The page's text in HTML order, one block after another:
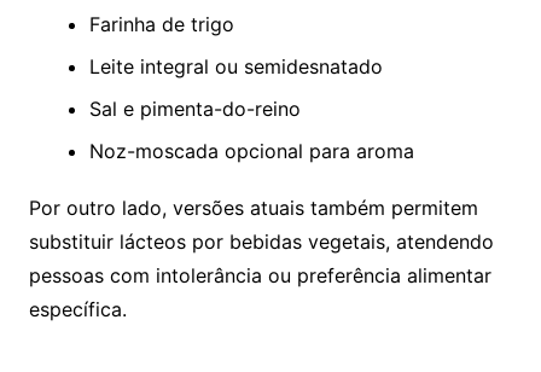
Farinha de trigo
Leite integral ou semidesnatado
Sal e pimenta-do-reino
Noz-moscada opcional para aroma
Por outro lado, versões atuais também permitem
substituir lácteos por bebidas vegetais, atendendo
pessoas com intolerância ou preferência alimentar
específica.